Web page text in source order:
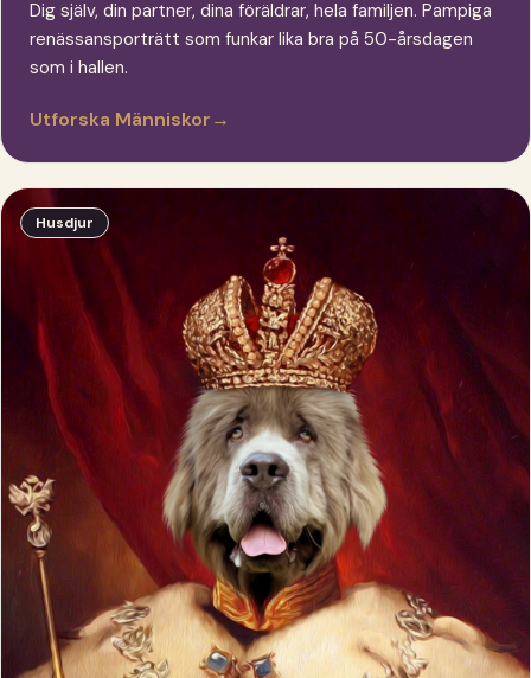
Dig själv, din partner, dina föräldrar, hela familjen. Pampiga
renässansporträtt som funkar lika bra på 50-årsdagen
som i hallen.
Utforska Människor→
Husdjur